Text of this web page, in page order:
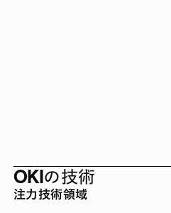
OKIの技術
注力技術領域